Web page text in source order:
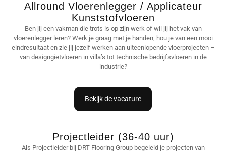
Allround Vloerenlegger / Applicateur
Kunststofvloeren
Ben jij een vakman die trots is op zijn werk of wil jij het vak van
vloerenlegger leren? Werk je graag met je handen, hou je van een mooi
eindresultaat en zie jij jezelf werken aan uiteenlopende vloerprojecten –
van designgietvloeren in villa’s tot technische bedrijfsvloeren in de
industrie?
Bekijk de vacature
Projectleider (36-40 uur)
Als Projectleider bij DRT Flooring Group begeleid je projecten van